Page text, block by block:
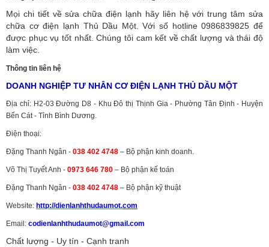
Mọi chi tiết về sửa chữa điện lạnh hãy liên hệ với trung tâm sửa
chữa cơ điện lạnh Thủ Dầu Một. Với số hotline 0986839825 để
được phục vụ tốt nhất. Chúng tôi cam kết về chất lượng và thái độ
làm việc.
Thông tin liên hệ
DOANH NGHIỆP TƯ NHÂN CƠ ĐIỆN LẠNH THỦ DẦU MỘT
Địa chỉ: H2-03 Đường D8 - Khu Đô thị Thịnh Gia - Phường Tân Định - Huyện
Bến Cát - Tỉnh Bình Dương.
Điện thoại:
Đặng Thanh Ngân - 038 402 4748 – Bộ phận kinh doanh.
Võ Thị Tuyết Anh - 0973 646 780 – Bộ phận kế toán
Đặng Thanh Ngân - 038 402 4748 – Bộ phận kỹ thuật
Website: http://dienlanhthudaumot.com
Email: codienlanhthudaumot@gmail.com
Chất lượng - Uy tín - Cạnh tranh